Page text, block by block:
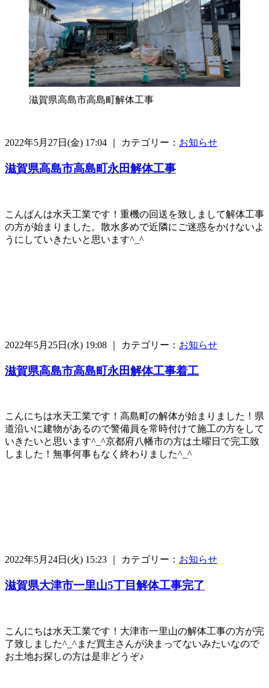
滋賀県高島市高島町解体工事
2022年5月27日(金) 17:04 ｜ カテゴリー： お知らせ
滋賀県高島市高島町永田解体工事
こんばんは水天工業です！重機の回送を致しまして解体工事
の方が始まりました。散水多めで近隣にご迷惑をかけないよ
うにしていきたいと思います^_^
2022年5月25日(水) 19:08 ｜ カテゴリー： お知らせ
滋賀県高島市高島町永田解体工事着工
こんにちは水天工業です！高島町の解体が始まりました！県
道沿いに建物があるので警備員を常時付けて施工の方をして
いきたいと思います^_^京都府八幡市の方は土曜日で完工致
しました！無事何事もなく終わりました^_^
2022年5月24日(火) 15:23 ｜ カテゴリー： お知らせ
滋賀県大津市一里山5丁目解体工事完了
こんにちは水天工業です！大津市一里山の解体工事の方が完
了致しました^_^まだ買主さんが決まってないみたいなので
お土地お探しの方は是非どうぞ♪